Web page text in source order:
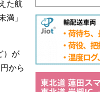
た航
満」
）が
から